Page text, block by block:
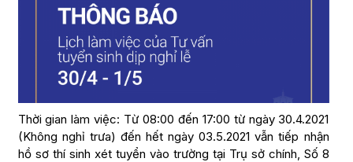
Thời gian làm việc: Từ 08:00 đến 17:00 từ ngày 30.4.2021
(Không nghỉ trưa) đến hết ngày 03.5.2021 vẫn tiếp nhận
hồ sơ thí sinh xét tuyển vào trường tại Trụ sở chính, Số 8